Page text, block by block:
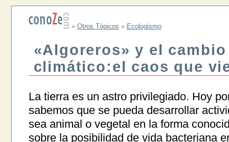
» Otros Tópicos » Ecologismo
«Algoreros» y el cambio
climático:el caos que
La tierra es un astro privilegiado. Hoy
sabemos que se pueda desarrollar
sea animal o vegetal en la forma
sobre la posibilidad de vida bacteriana